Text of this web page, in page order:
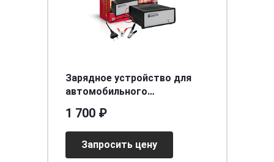
Зарядное устройство для
автомобильного
(автоматич 7А, 12В)
1 700 ₽
Запросить цену